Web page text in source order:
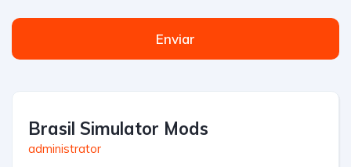
Enviar
Brasil Simulator Mods
administrator